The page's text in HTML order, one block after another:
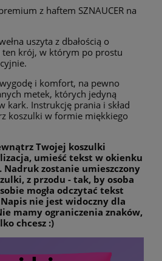
z haftem SZNAUCER na
uszyta z dbałością o
ten krój, w którym po prostu
i komfort, na pewno
metek, których jedyną
kark. Instrukcję prania i skład
koszulki w formie miękkiego
Twojej koszulki
umieść tekst w okienku
Nadruk zostanie umieszczony
z przodu - tak, by osoba
mogła odczytać tekst
nie jest widoczny dla
mamy ograniczenia znaków,
chcesz :)